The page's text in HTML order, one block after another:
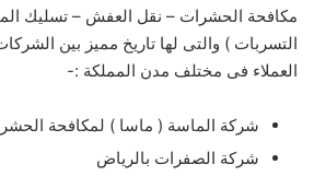
مكافحة الحشرات – نقل العفش – تسليك
التسربات ) والتى لها تاريخ مميز بين
العملاء فى مختلف مدن المملكة :-
شركة الماسة ( ماسا ) لمكافحة
شركة الصفرات بالرياض